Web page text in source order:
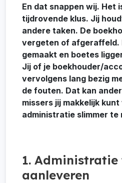
En dat snappen wij. Het
tijdrovende klus. Jij
andere taken. De
vergeten of afgeraffeld.
gemaakt en boetes
Jij of je boekhouder/
vervolgens lang bezig
de fouten. Dat kan
missers jij makkelijk
administratie slimmer te
1.
aanleveren